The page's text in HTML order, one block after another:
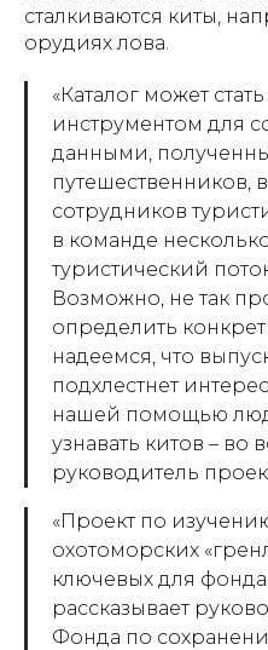
сталкиваются киты,
орудиях лова.
«Каталог может
инструментом для
данными,
путешественников,
сотрудников
в команде
туристический
Возможно, не так
определить
надеемся, что
подхлестнет
нашей помощью
узнавать китов – во
руководитель
«Проект по
охотоморских
ключевых для
рассказывает
Фонда по